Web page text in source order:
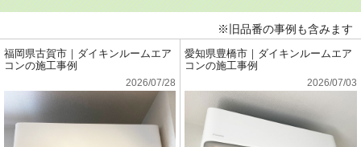
※旧品番の事例も含みます
福岡県古賀市｜ダイキンルームエア
コンの施工事例
2026/07/28
愛知県豊橋市｜ダイキンルームエア
コンの施工事例
2026/07/03